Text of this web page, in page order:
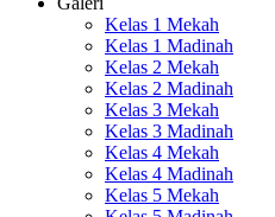
Kelas 1 Mekah
Kelas 1 Madinah
Kelas 2 Mekah
Kelas 2 Madinah
Kelas 3 Mekah
Kelas 3 Madinah
Kelas 4 Mekah
Kelas 4 Madinah
Kelas 5 Mekah